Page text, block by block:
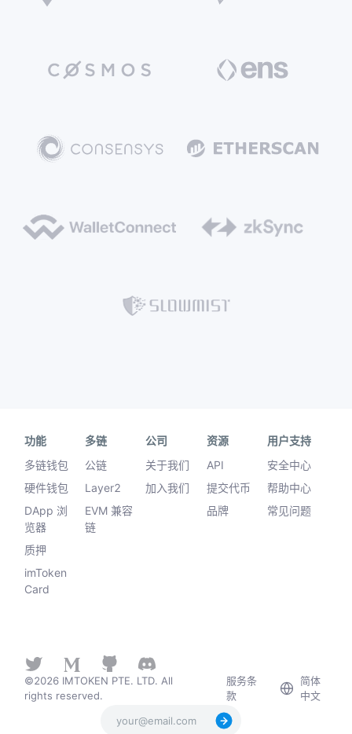
功能
多链钱包
硬件钱包
DApp 浏
览器
质押
imToken
Card
多链
公链
Layer2
EVM 兼容
链
公司
关于我们
加入我们
资源
API
提交代币
品牌
用户支持
安全中心
帮助中心
常见问题
©2026 IMTOKEN PTE. LTD. All
rights reserved.
服务条
款
简体
中文